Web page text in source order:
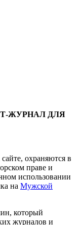
ЖУРНАЛ ДЛЯ
охраняются в
праве и
использовании
на Мужской
который
журналов и